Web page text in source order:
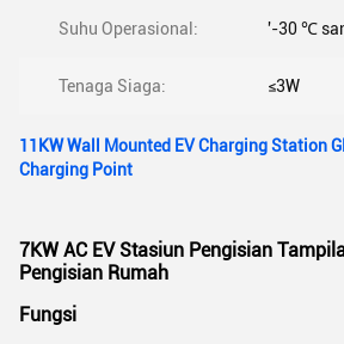
Suhu Operasional: '-30 ℃
Tenaga Siaga: ≤3W
11KW Wall Mounted EV Charging Station
Charging Point
7KW AC EV Stasiun Pengisian
Pengisian Rumah
Fungsi